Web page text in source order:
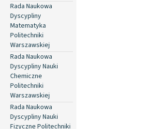
Rada Naukowa
Dyscypliny
Matematyka
Politechniki
Warszawskiej
Rada Naukowa
Dyscypliny Nauki
Chemiczne
Politechniki
Warszawskiej
Rada Naukowa
Dyscypliny Nauki
Fizyczne Politechniki